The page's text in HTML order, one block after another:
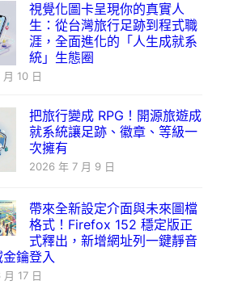
視覺化圖卡呈現你的真實人
生：從台灣旅行足跡到程式職
涯，全面進化的「人生成就系
統」生態圈
10 日
把旅行變成 RPG！開源旅遊成
就系統讓足跡、徽章、等級一
次擁有
2026 年 7 月 9 日
帶來全新設定介面與未來圖檔
格式！Firefox 152 穩定版正
式釋出，新增網址列一鍵靜音
鑰登入
17 日